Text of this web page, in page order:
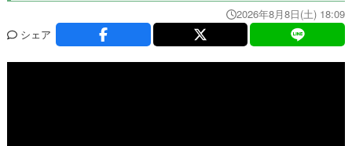
2026年8月8日(土) 18:09
シェア